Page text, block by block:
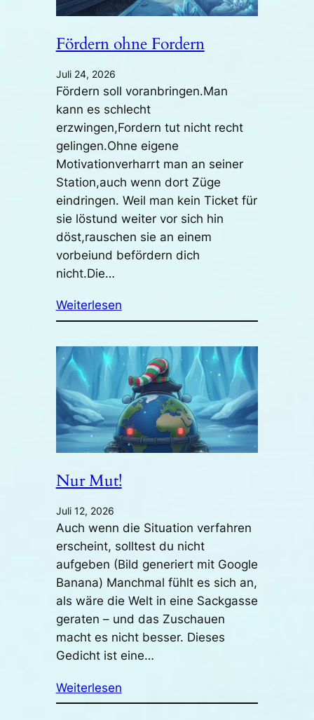
Fördern ohne Fordern
Juli 24, 2026
Fördern soll voranbringen.Man
kann es schlecht
erzwingen,Fordern tut nicht recht
gelingen.Ohne eigene
Motivationverharrt man an seiner
Station,auch wenn dort Züge
eindringen. Weil man kein Ticket für
sie löstund weiter vor sich hin
döst,rauschen sie an einem
vorbeiund befördern dich
nicht.Die…
Weiterlesen
Nur Mut!
Juli 12, 2026
Auch wenn die Situation verfahren
erscheint, solltest du nicht
aufgeben (Bild generiert mit Google
Banana) Manchmal fühlt es sich an,
als wäre die Welt in eine Sackgasse
geraten – und das Zuschauen
macht es nicht besser. Dieses
Gedicht ist eine…
Weiterlesen